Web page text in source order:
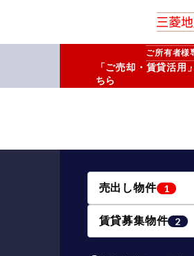
ご所有者様
「ご売却・賃貸活用
ちら
売出し物件 1
賃貸募集物件 2